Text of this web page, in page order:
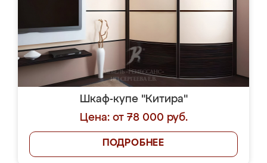
Шкаф-купе "Китира"
Цена: от 78 000 руб.
ПОДРОБНЕЕ